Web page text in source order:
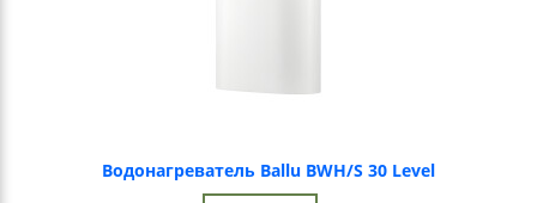
Водонагреватель Ballu BWH/S 30 Level